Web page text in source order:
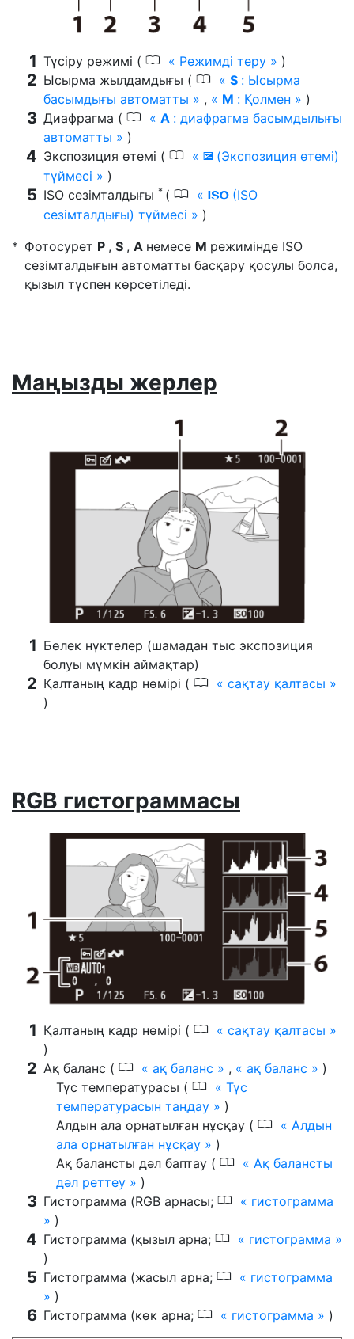
Түсіру режимі ( 0 Режимді теру
)
Ысырма жылдамдығы ( 0 S : Ысырма
басымдығы автоматты
, M : Қолмен
)
Диафрагма ( 0 A : диафрагма басымдылығы
автоматты
)
Экспозиция өтемі ( 0 E (Экспозиция өтемі)
түймесі
)
ISO сезімталдығы * ( 0 S (ISO
сезімталдығы) түймесі
)
Фотосурет P , S , A немесе M режимінде ISO
сезімталдығын автоматты басқару қосулы болса,
қызыл түспен көрсетіледі.
Маңызды жерлер
Бөлек нүктелер (шамадан тыс экспозиция
болуы мүмкін аймақтар)
Қалтаның кадр нөмірі ( 0
сақтау қалтасы
)
RGB гистограммасы
Қалтаның кадр нөмірі ( 0
сақтау қалтасы
)
Ақ баланс ( 0 ақ баланс , ақ баланс
)
Түс температурасы ( 0
Түс
температурасын таңдау
)
Алдын ала орнатылған нұсқау ( 0
Алдын
ала орнатылған нұсқау
)
Ақ балансты дәл баптау ( 0
Ақ балансты
дәл реттеу
)
Гистограмма (RGB арнасы; 0
гистограмма
)
Гистограмма (қызыл арна; 0
гистограмма
)
Гистограмма (жасыл арна; 0
гистограмма
)
Гистограмма (көк арна; 0 гистограмма )